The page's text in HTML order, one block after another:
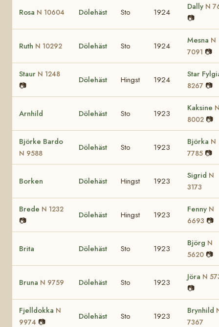
Rosa N 10604 Dölehäst Sto 1924
Dally N
📷
Ruth N 10292 Dölehäst Sto 1924
Mesna N
7091 📷
Staur N 1248
📷
Dölehäst Hingst 1924
Star
8267 📷
Arnhild Dölehäst Sto 1923
Kaksine
8002 📷
Björke Bardo
N 9588
Dölehäst Sto 1923
Björka N
7785 📷
Borken Dölehäst Hingst 1923
Sigrid N
3173
Brede N 1232
📷
Dölehäst Hingst 1923
Fenny N
6693 📷
Brita Dölehäst Sto 1923
Björg N
5620 📷
Bruna N 9759 Dölehäst Sto 1923
Jöra N
📷
Fjelldokka N
9974 📷
Dölehäst Sto 1923
Brynhild
7367